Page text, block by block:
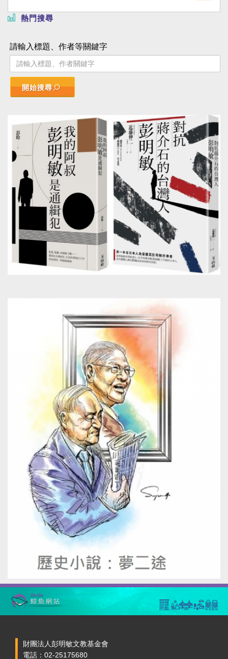
熱門搜尋
請輸入標題、作者等關鍵字
開始搜尋
財團法人彭明敏文教基金會
電話：02-25175680